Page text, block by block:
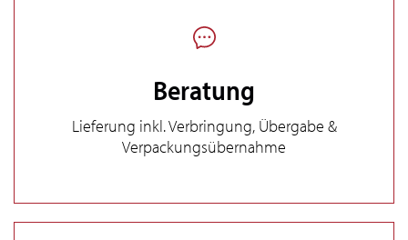
Beratung
Lieferung inkl. Verbringung, Übergabe &
Verpackungsübernahme